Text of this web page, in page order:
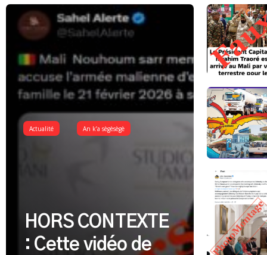
Actualité An k’a sègèsègè
HORS CONTEXTE
: Cette vidéo de